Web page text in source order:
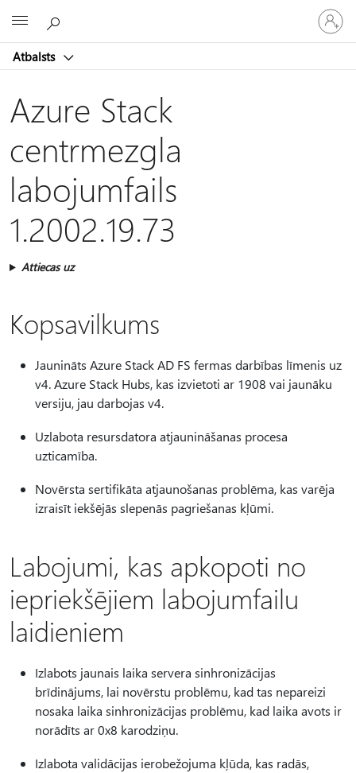
Atbalsts
savā
kontā
Azure Stack
centrmezgla
labojumfails
1.2002.19.73
Attiecas uz
Kopsavilkums
Jaunināts Azure Stack AD FS fermas darbības līmenis uz
v4. Azure Stack Hubs, kas izvietoti ar 1908 vai jaunāku
versiju, jau darbojas v4.
Uzlabota resursdatora atjaunināšanas procesa
uzticamība.
Novērsta sertifikāta atjaunošanas problēma, kas varēja
izraisīt iekšējās slepenās pagriešanas kļūmi.
Labojumi, kas apkopoti no
iepriekšējiem labojumfailu
laidieniem
Izlabots jaunais laika servera sinhronizācijas
brīdinājums, lai novērstu problēmu, kad tas nepareizi
nosaka laika sinhronizācijas problēmu, kad laika avots ir
norādīts ar 0x8 karodziņu.
Izlabota validācijas ierobežojuma kļūda, kas radās,